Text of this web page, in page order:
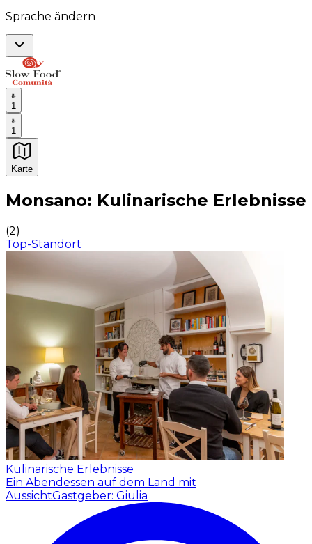
Sprache ändern
1
1
Karte
Unvergessliche kulinarische Erlebnisse:
Monsano: Kulinarische Erlebnisse
(2)
Top-Standort
Kulinarische Erlebnisse
Ein Abendessen auf dem Land mit
AussichtGastgeber: Giulia